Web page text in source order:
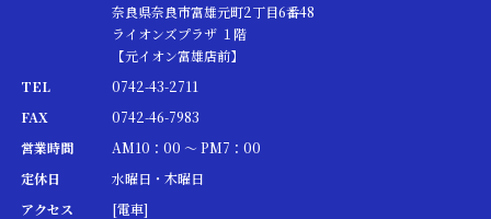
奈良県奈良市富雄元町2丁目6番48
ライオンズプラザ １階
【元イオン富雄店前】
TEL
0742-43-2711
FAX
0742-46-7983
営業時間
AM10：00 ～ PM7：00
定休日
水曜日・木曜日
アクセス
[電車]